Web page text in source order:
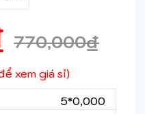
770,000₫
xem giá sỉ)
5*0,000